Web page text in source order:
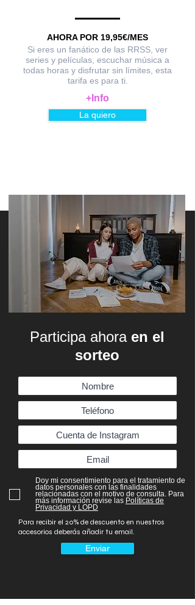
AHORA POR 19,95€/MES
Si eres un fanático de las RRSS, ver
series y películas, escuchar música a
todas horas y disfrutar sin límites, esta
tarifa es para ti.
+Info
La quiero
Participa ahora en el
sorteo
Doy mi consentimiento para el tratamiento de
datos personales con las finalidades
relacionadas con el motivo de consulta. Para
más información revise las Políticas de
Privacidad y LOPD
Para recibir el 20% de descuento en nuestros
accesorios deberás añadir tu email.
Enviar